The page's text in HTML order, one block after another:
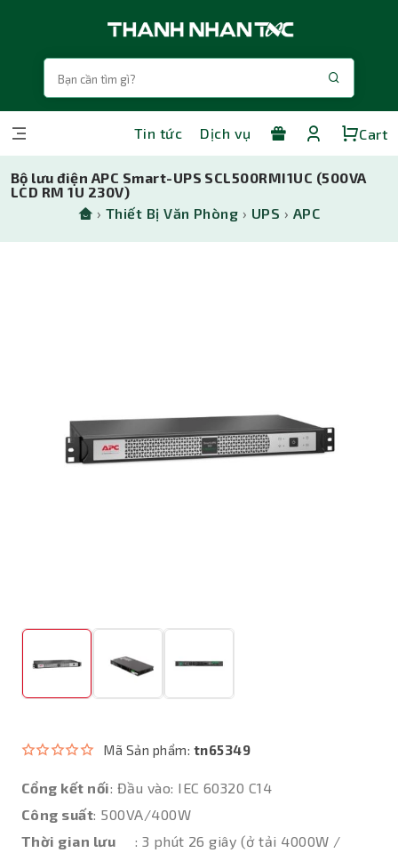
Tin tức Dịch vụ Cart
Bộ lưu điện APC Smart-UPS SCL500RMI1UC (500VA
LCD RM 1U 230V)
› Thiết Bị Văn Phòng › UPS › APC
Mã Sản phẩm: tn65349
Cổng kết nối: Đầu vào: IEC 60320 C14
Công suất: 500VA/400W
Thời gian lưu
: 3 phút 26 giây (ở tải 4000W /